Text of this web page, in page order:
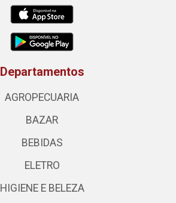
Departamentos
AGROPECUARIA
BAZAR
BEBIDAS
ELETRO
HIGIENE E BELEZA